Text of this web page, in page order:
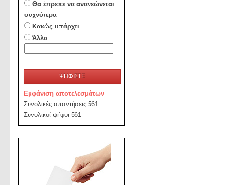
Θα έπρεπε να ανανεώνεται
συχνότερα
Κακώς υπάρχει
Άλλο
ΨΗΦΙΣΤΕ
Εμφάνιση αποτελεσμάτων
Συνολικές απαντήσεις 561
Συνολικοί ψήφοι 561